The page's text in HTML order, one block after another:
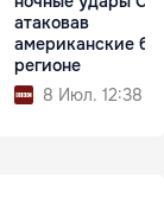
атаковав
американские
регионе
8 Июл. 12:38